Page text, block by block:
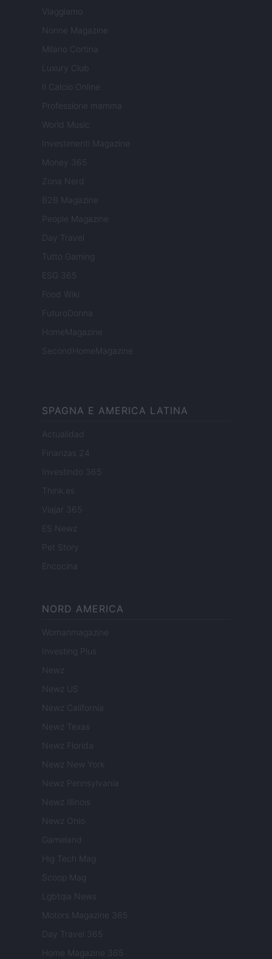
Viaggiamo
Nonne Magazine
Milano Cortina
Luxury Club
Il Calcio Online
Professione mamma
World Music
Investimenti Magazine
Money 365
Zona Nerd
B2B Magazine
People Magazine
Day Travel
Tutto Gaming
ESG 365
Food Wiki
FuturoDonna
HomeMagazine
SecondHomeMagazine
SPAGNA E AMERICA LATINA
Actualidad
Finanzas 24
Investindo 365
Think.es
Viajar 365
ES Newz
Pet Story
Encocina
NORD AMERICA
Womanmagazine
Investing Plus
Newz
Newz US
Newz California
Newz Texas
Newz Florida
Newz New York
Newz Pennsylvania
Newz Illinois
Newz Ohio
Gameland
Hig Tech Mag
Scoop Mag
Lgbtqia News
Motors Magazine 365
Day Travel 365
Home Magazine 365